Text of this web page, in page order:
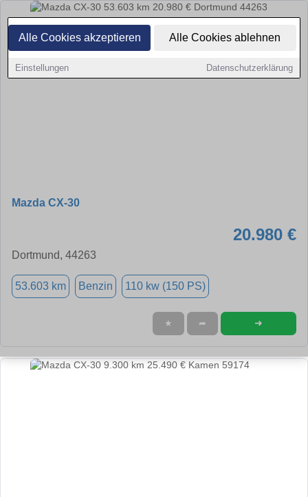
Alle Cookies akzeptieren Alle Cookies ablehnen
Einstellungen Datenschutzerklärung
Mazda CX-30
20.980 €
Dortmund, 44263
53.603 km Benzin 110 kw (150 PS)
★ ➦ ➜